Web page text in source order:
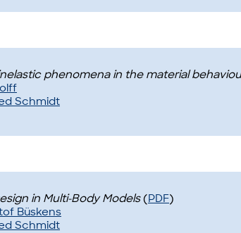
phenomena in the material
Schmidt
in Multi-Body Models(PDF)
Büskens
Schmidt